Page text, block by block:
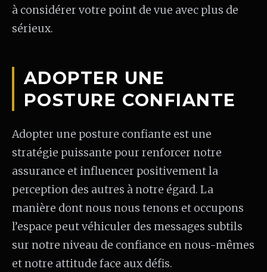
à considérer votre point de vue avec plus de
sérieux.
ADOPTER UNE
POSTURE CONFIANTE
Adopter une posture confiante est une
stratégie puissante pour renforcer notre
assurance et influencer positivement la
perception des autres à notre égard. La
manière dont nous nous tenons et occupons
l’espace peut véhiculer des messages subtils
sur notre niveau de confiance en nous-mêmes
et notre attitude face aux défis.